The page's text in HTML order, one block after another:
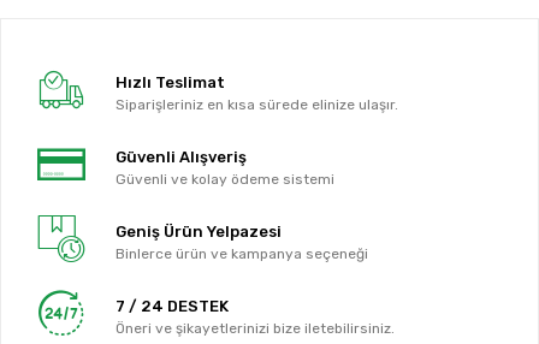
Hızlı Teslimat
Siparişleriniz en kısa sürede elinize ulaşır.
Güvenli Alışveriş
Güvenli ve kolay ödeme sistemi
Geniş Ürün Yelpazesi
Binlerce ürün ve kampanya seçeneği
7 / 24 DESTEK
Öneri ve şikayetlerinizi bize iletebilirsiniz.